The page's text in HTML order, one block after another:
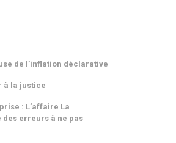
de l’inflation déclarative
à la justice
: L’affaire La
des erreurs à ne pas